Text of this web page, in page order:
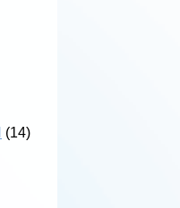
(14)